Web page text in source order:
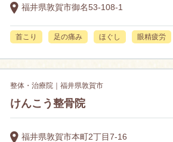
福井県敦賀市御名53-108-1
首こり 足の痛み ほぐし 眼精疲労
整体・治療院｜福井県敦賀市
けんこう整骨院
福井県敦賀市本町2丁目7-16